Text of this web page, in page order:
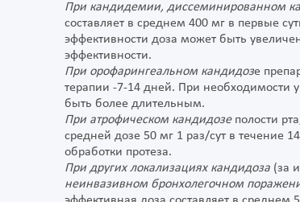
При кандидемии, диссеминированном
составляет в среднем 400 мг в первые
эффективности доза может быть
эффективности.
При орофарингеальном кандидозе
терапии -7-14 дней. При
быть более длительным.
При атрофическом кандидозеполости
средней дозе 50 мг 1 раз/сут в течение
обработки протеза.
При других локализациях кандидоза (за
неинвазивном бронхолегочном